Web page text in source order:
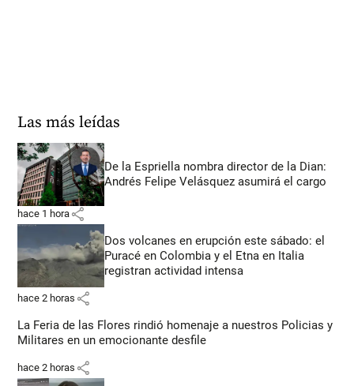
Las más leídas
De la Espriella nombra director de la Dian:
Andrés Felipe Velásquez asumirá el cargo
hace 1 hora share
Dos volcanes en erupción este sábado: el
Puracé en Colombia y el Etna en Italia
registran actividad intensa
hace 2 horas share
La Feria de las Flores rindió homenaje a nuestros Policias y
Militares en un emocionante desfile
hace 2 horas share